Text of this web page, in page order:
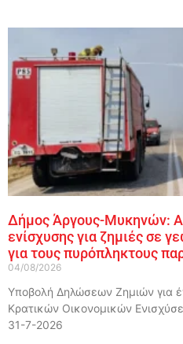
Δήμος Άργους-Μυκηνών:
ενίσχυσης για ζημιές σε
για τους πυρόπληκτους
04/08/2026
Υποβολή Δηλώσεων Ζημιών για
Κρατικών Οικονομικών
31-7-2026